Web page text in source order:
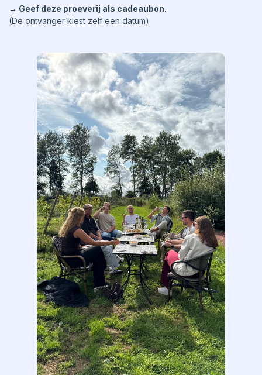
→ Geef deze proeverij als cadeaubon.
(De ontvanger kiest zelf een datum)